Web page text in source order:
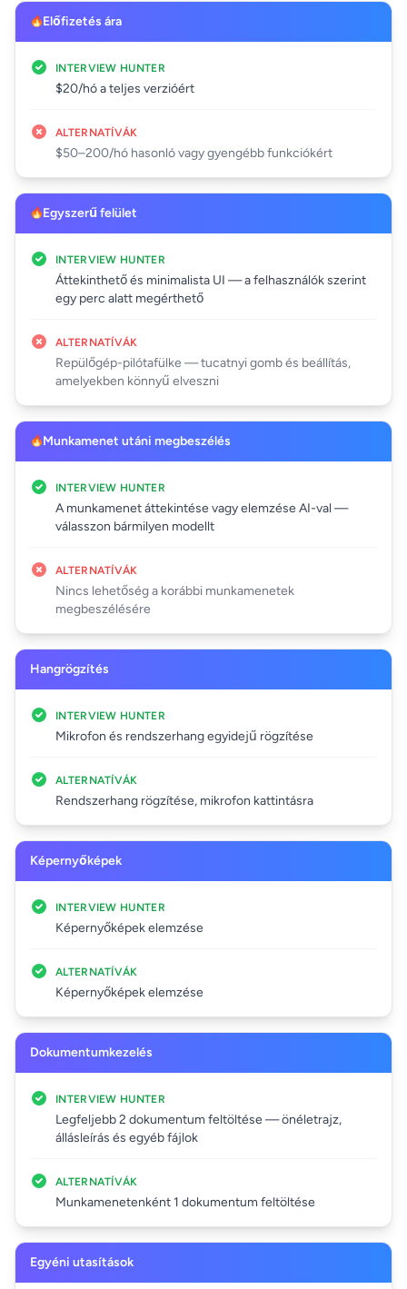
Előfizetés ára
INTERVIEW HUNTER
$20/hó a teljes verzióért
ALTERNATÍVÁK
$50–200/hó hasonló vagy gyengébb funkciókért
Egyszerű felület
INTERVIEW HUNTER
Áttekinthető és minimalista UI — a felhasználók szerint
egy perc alatt megérthető
ALTERNATÍVÁK
Repülőgép-pilótafülke — tucatnyi gomb és beállítás,
amelyekben könnyű elveszni
Munkamenet utáni megbeszélés
INTERVIEW HUNTER
A munkamenet áttekintése vagy elemzése AI-val —
válasszon bármilyen modellt
ALTERNATÍVÁK
Nincs lehetőség a korábbi munkamenetek
megbeszélésére
Hangrögzítés
INTERVIEW HUNTER
Mikrofon és rendszerhang egyidejű rögzítése
ALTERNATÍVÁK
Rendszerhang rögzítése, mikrofon kattintásra
Képernyőképek
INTERVIEW HUNTER
Képernyőképek elemzése
ALTERNATÍVÁK
Képernyőképek elemzése
Dokumentumkezelés
INTERVIEW HUNTER
Legfeljebb 2 dokumentum feltöltése — önéletrajz,
állásleírás és egyéb fájlok
ALTERNATÍVÁK
Munkamenetenként 1 dokumentum feltöltése
Egyéni utasítások